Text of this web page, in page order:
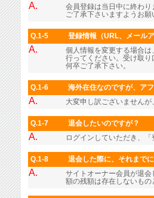
A.
会員登録は当日中に終わ
ご了承下さいますようお願
Q.1-5 登録情報（URL、メール
A.
個人情報を変更する場合
行ってください。受け取
何卒ご了承下さい。
Q.1-6 海外在住なのですが、ア
A. 大変申し訳ございません
Q.1-7 退会したいのですが？
A. ログインしていただき、
Q.1-8 退会した際に、それまで
A.
サイトオーナー会員が退
額の残額は存在しないもの